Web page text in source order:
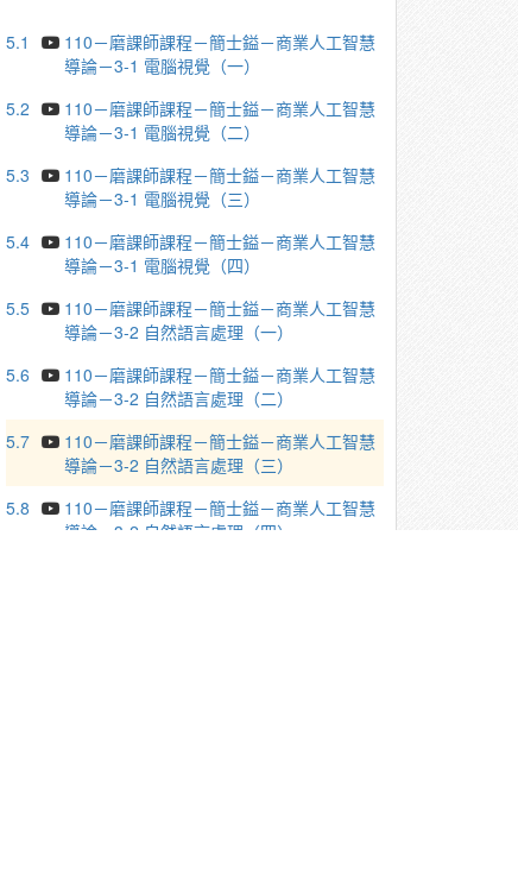
5.1
110－磨課師課程－簡士鎰－商業人工智慧
導論－3-1 電腦視覺（一）
5.2
110－磨課師課程－簡士鎰－商業人工智慧
導論－3-1 電腦視覺（二）
5.3
110－磨課師課程－簡士鎰－商業人工智慧
導論－3-1 電腦視覺（三）
5.4
110－磨課師課程－簡士鎰－商業人工智慧
導論－3-1 電腦視覺（四）
5.5
110－磨課師課程－簡士鎰－商業人工智慧
導論－3-2 自然語言處理（一）
5.6
110－磨課師課程－簡士鎰－商業人工智慧
導論－3-2 自然語言處理（二）
5.7
110－磨課師課程－簡士鎰－商業人工智慧
導論－3-2 自然語言處理（三）
5.8
110－磨課師課程－簡士鎰－商業人工智慧
導論－3-2 自然語言處理（四）